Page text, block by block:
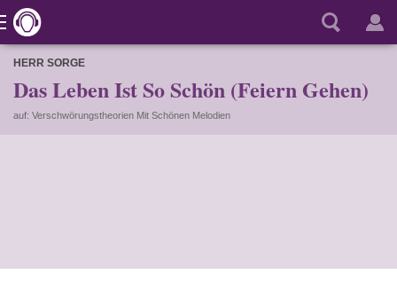
HERR SORGE
Das Leben Ist So Schön (Feiern Gehen)
auf: Verschwörungstheorien Mit Schönen Melodien